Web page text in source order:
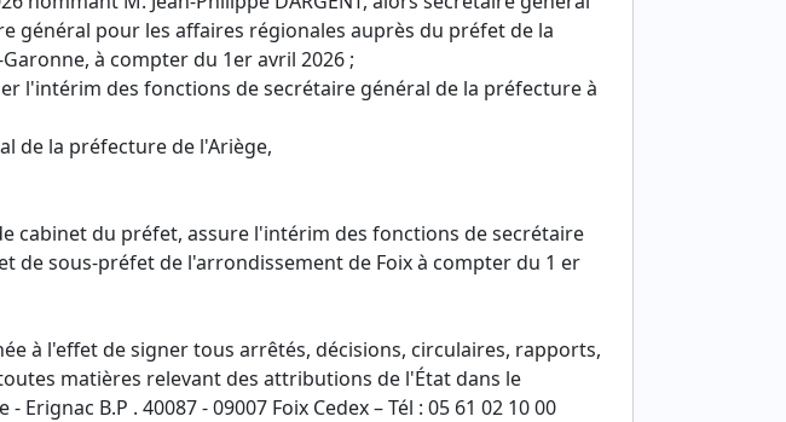
général pour les affaires régionales auprès du préfet de la
à compter du 1er avril 2026 ;
l'intérim des fonctions de secrétaire général de la préfecture à
de la préfecture de l'Ariège,
cabinet du préfet, assure l'intérim des fonctions de secrétaire
de sous-préfet de l'arrondissement de Foix à compter du 1 er
à l'effet de signer tous arrêtés, décisions, circulaires, rapports,
matières relevant des attributions de l'État dans le
B.P . 40087 - 09007 Foix Cedex – Tél : 05 61 02 10 00